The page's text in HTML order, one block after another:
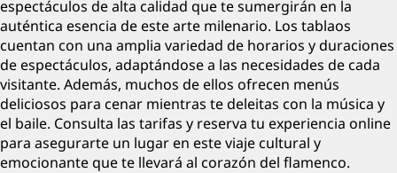
espectáculos de alta calidad que te sumergirán en la
auténtica esencia de este arte milenario. Los tablaos
cuentan con una amplia variedad de horarios y duraciones
de espectáculos, adaptándose a las necesidades de cada
visitante. Además, muchos de ellos ofrecen menús
deliciosos para cenar mientras te deleitas con la música y
el baile. Consulta las tarifas y reserva tu experiencia online
para asegurarte un lugar en este viaje cultural y
emocionante que te llevará al corazón del flamenco.